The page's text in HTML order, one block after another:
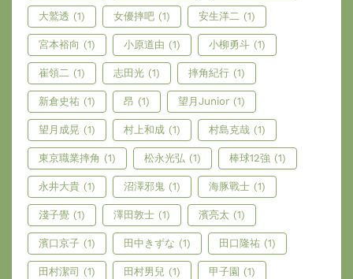
大鷲透 (1) 女優摔吧 (1) 安生洋二 (1)
宮本裕向 (1) 小原道由 (1) 小柳勇斗 (1)
崔領二 (1) 志田光 (1) 摔角紀行 (1)
新倉史祐 (1) 昂 (1) 望月Junior (1)
望月成晃 (1) 村上和成 (1) 村島克哉 (1)
東京職業摔角 (1) 松永光弘 (1) 棒球12強 (1)
永井大貴 (1) 沼澤邪鬼 (1) 海豚戰士 (1)
淺子覺 (1) 澤田敦士 (1) 濱亮太 (1)
濱口京子 (1) 田中きずな (1) 田口隆祐 (1)
田村潔司 (1) 田村男兒 (1) 甲子園 (1)